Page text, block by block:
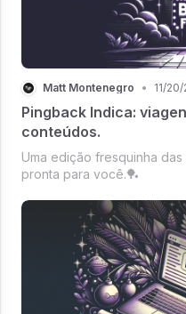
Matt Montenegro • 11/
Pingback Indica:
conteúdos.
Uma edição fresquinha
pronta para você.🏓